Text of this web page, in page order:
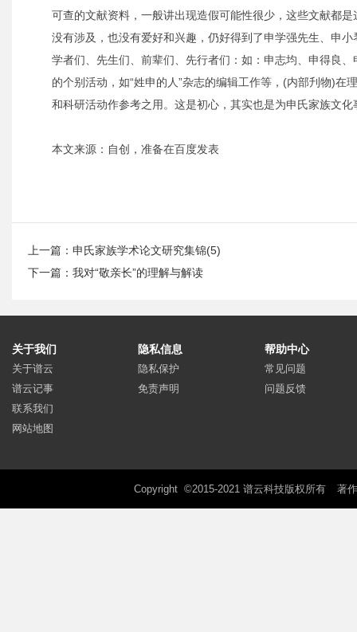
可查的文献资料，一般讲出现造假可能性很少，这些文献都
没有涉及，也没有爱好和兴趣，仍好得到了申学强先生、申
学者们、先生们、前辈们、先行者们：如：申志均、申得良
的个别活动，如“姓申的人”杂志的编辑工作等，(内部刋物)
和科研活动作参考之用。这是初心，其实也是为申氏家族文
本文来源：自创，准备在百度发表
上一篇： 申氏家族学术论文研究集锦(5)
下一篇： 我对“敬亲长”的理解与解读
关于我们
关于谱云
谱云记事
联系我们
网站地图
隐私信息
隐私保护
免责声明
帮助中心
常见问题
问题反馈
Copyright ©2015-2021 谱云科技版权所有 著